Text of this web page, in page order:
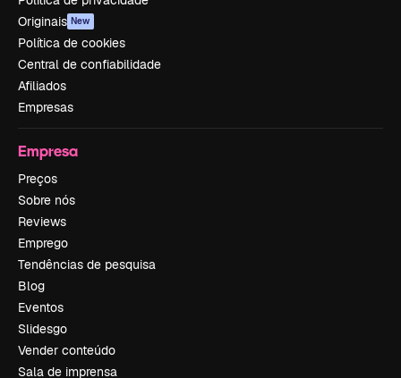
Originais New
Política de cookies
Central de confiabilidade
Afiliados
Empresas
Empresa
Preços
Sobre nós
Reviews
Emprego
Tendências de pesquisa
Blog
Eventos
Slidesgo
Vender conteúdo
Sala de imprensa